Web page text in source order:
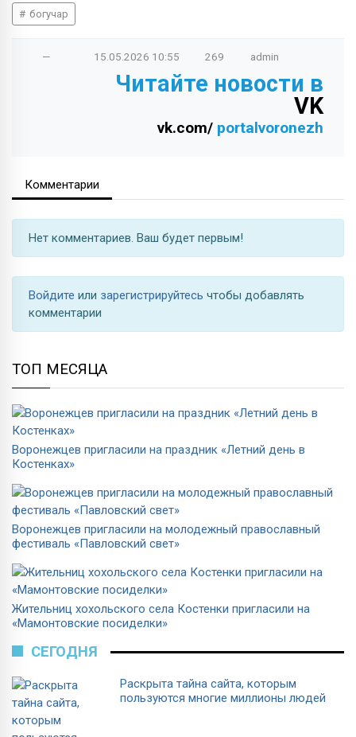
богучар
— 15.05.2026 10:55 269 admin
Читайте новости в
VK
vk.com/ portalvoronezh
Комментарии
Нет комментариев. Ваш будет первым!
Войдите или зарегистрируйтесь чтобы добавлять
комментарии
ТОП МЕСЯЦА
Воронежцев пригласили на праздник «Летний день в
Костенках»
Воронежцев пригласили на молодежный православный
фестиваль «Павловский свет»
Жительниц хохольского села Костенки пригласили на
«Мамонтовские посиделки»
СЕГОДНЯ
Раскрыта тайна сайта, которым
пользуются многие миллионы людей